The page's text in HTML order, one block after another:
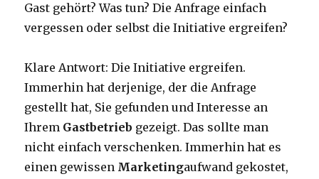
Gast gehört? Was tun? Die Anfrage einfach
vergessen oder selbst die Initiative ergreifen?
Klare Antwort: Die Initiative ergreifen.
Immerhin hat derjenige, der die Anfrage
gestellt hat, Sie gefunden und Interesse an
Ihrem Gastbetrieb gezeigt. Das sollte man
nicht einfach verschenken. Immerhin hat es
einen gewissen Marketingaufwand gekostet,